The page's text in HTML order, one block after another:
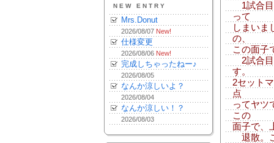
NEW ENTRY
Mrs.Donut
2026/08/07 New!
仕様変更
2026/08/06 New!
完成しちゃったねー♪
2026/08/05
なんか涼しいよ？
2026/08/04
なんか涼しい！？
2026/08/03
1試合目
って
しまいま
の、
この面子
2試合目
す。
2セット
点
ってヤツ
この
面子で、
退散。